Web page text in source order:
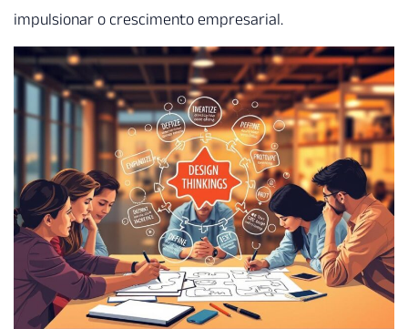
impulsionar o crescimento empresarial.